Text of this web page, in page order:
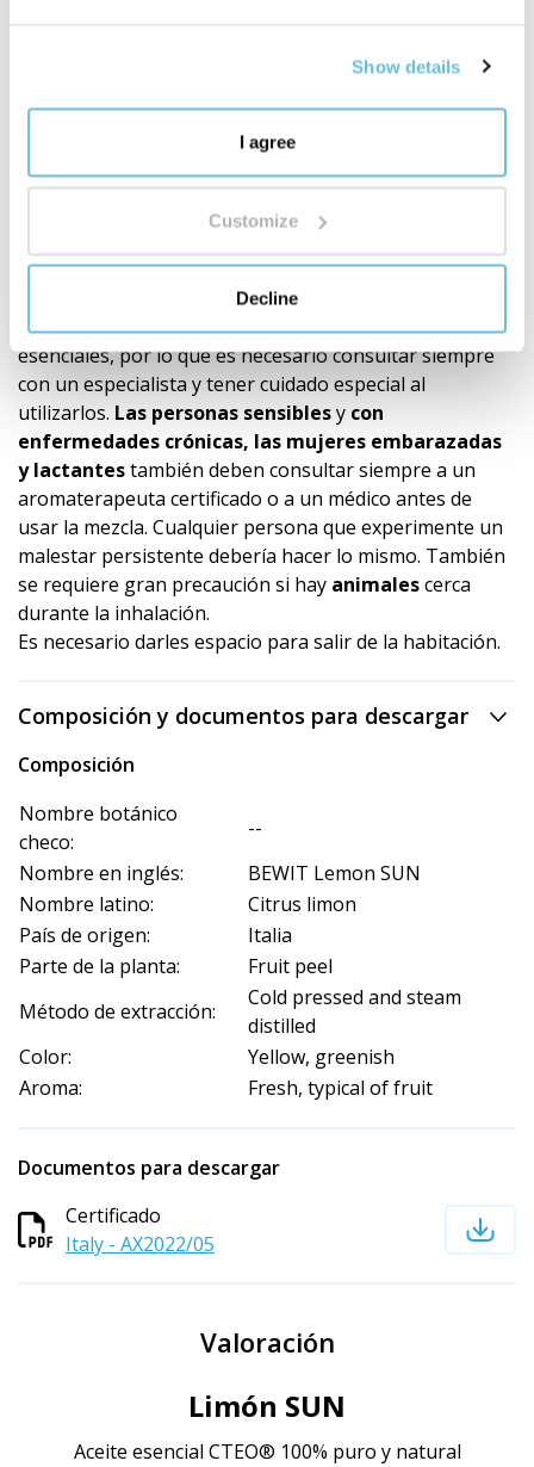
Show details
I agree
Customize
Decline
las aplicaciones
dosis recomendada
Antesde aplicar sobre la piel, se recomienda realizar
prueba de sensibilidad. (Prueba con una pequeña
el aceite portador en tu muñeca. De esta forma sabrás
si la mezcla indicada te conviene.)
extremadamente sensibles a los efectos de los aceites
esenciales, por lo que es necesario consultar siempre
con un especialista y tener cuidado especial al
utilizarlos. Las personas sensiblesy con
enfermedades crónicas, las mujeres embarazadas
y lactantestambién deben consultar siempre a un
aromaterapeuta certificado o a un médico antes de
usar la mezcla. Cualquier persona que experimente un
malestar persistente debería hacer lo mismo. También
se requiere gran precaución si hay animalescerca
durante la inhalación.
Es necesario darles espacio para salir de la habitación.
Composición y documentos para descargar
Composición
Nombre botánico
checo:
--
Nombre en inglés:
BEWIT Lemon SUN
Nombre latino:
Citrus limon
País de origen:
Italia
Parte de la planta:
Fruit peel
Método de extracción:
Cold pressed and steam
distilled
Color:
Yellow, greenish
Aroma:
Fresh, typical of fruit
Documentos para descargar
Certificado
Italy - AX2022/05
Valoración
Limón SUN
Aceite esencial CTEO® ​​100% puro y natural